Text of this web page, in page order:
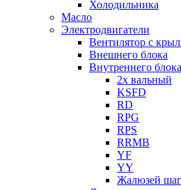
Холодильника
Масло
Электродвигатели
Вентилятор с
Внешнего блока
Внутреннего блока
2х вальный
KSFD
RD
RPG
RPS
RRMB
YF
YY
Жалюзей